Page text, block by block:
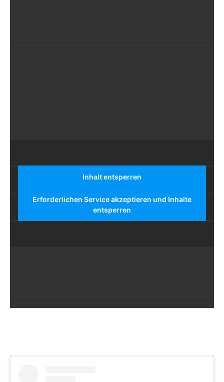
Inhalt entsperren
Erforderlichen Service akzeptieren und Inhalte
entsperren